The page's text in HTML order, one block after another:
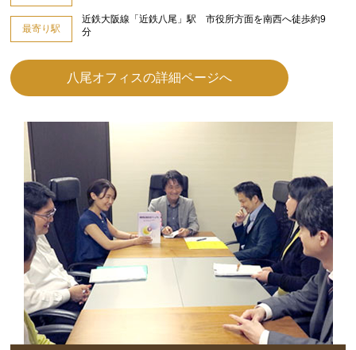
最寄り駅
近鉄大阪線「近鉄八尾」駅 市役所方面を南西へ徒歩約9
分
八尾オフィスの詳細ページへ